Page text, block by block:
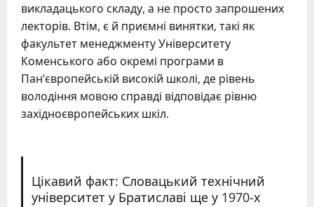
викладацького складу, а не просто запрошених
лекторів. Втім, є й приємні винятки, такі як
факультет менеджменту Університету
Коменського або окремі програми в
Пан’європейській високій школі, де рівень
володіння мовою справді відповідає рівню
західноєвропейських шкіл.
Цікавий факт: Словацький технічний
університет у Братиславі ще у 1970-х